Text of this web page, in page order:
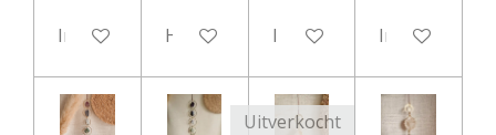
In winkelwagenHoud mij op de hoogte
In winkelwagenIn
Uitverkocht